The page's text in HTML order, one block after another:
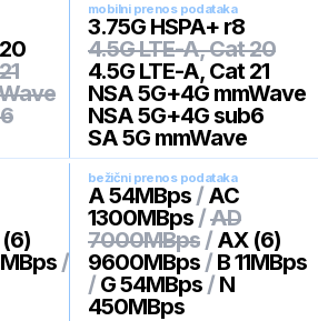
mobilni prenos podataka
3.75G HSPA+ r8
4.5G LTE-A, Cat 20
4.5G LTE-A, Cat 21
NSA 5G+4G mmWave
NSA 5G+4G sub6
SA 5G mmWave
/
bežični prenos podataka
A 54MBps / AC
1300MBps /AD
7000MBps / AX (6)
9600MBps / B 11MBps
/ G 54MBps / N
450MBps